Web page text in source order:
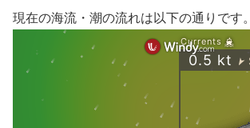
現在の海流・潮の流れは以下の通りです。